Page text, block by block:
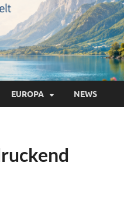
EUROPA NEWS